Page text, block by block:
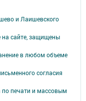
и Лаишевского
сайте, защищены
в любом объеме
согласия
по печати и массовым